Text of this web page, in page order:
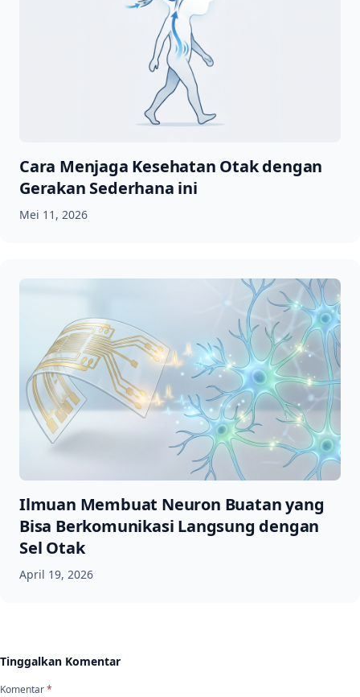
Cara Menjaga Kesehatan Otak dengan
Gerakan Sederhana ini
Mei 11, 2026
Ilmuan Membuat Neuron Buatan yang
Bisa Berkomunikasi Langsung dengan
Sel Otak
April 19, 2026
Tinggalkan Komentar
Komentar*